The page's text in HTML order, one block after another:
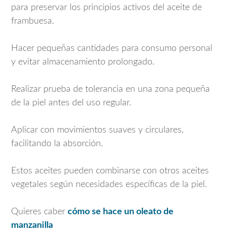
para preservar los principios activos del aceite de
frambuesa.
Hacer pequeñas cantidades para consumo personal
y evitar almacenamiento prolongado.
Realizar prueba de tolerancia en una zona pequeña
de la piel antes del uso regular.
Aplicar con movimientos suaves y circulares,
facilitando la absorción.
Estos aceites pueden combinarse con otros aceites
vegetales según necesidades específicas de la piel.
Quieres caber cómo se hace un oleato de
manzanilla